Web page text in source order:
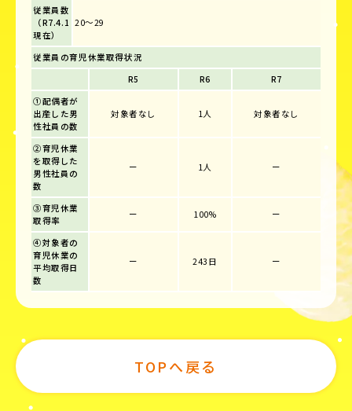
従業員数
（R7.4.1
現在）
20～29
従業員の育児休業取得状況
R5
R6
R7
①配偶者が
出産した男
性社員の数
対象者なし 1人 対象者なし
②育児休業
を取得した
男性社員の
数
ー 1人 ー
③育児休業
取得率
ー 100% ー
④対象者の
育児休業の
平均取得日
数
ー 243日 ー
TOPへ戻る